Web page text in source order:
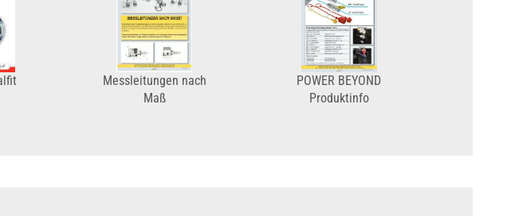
Messleitungen nach
Maß
POWER BEYOND
Produktinfo